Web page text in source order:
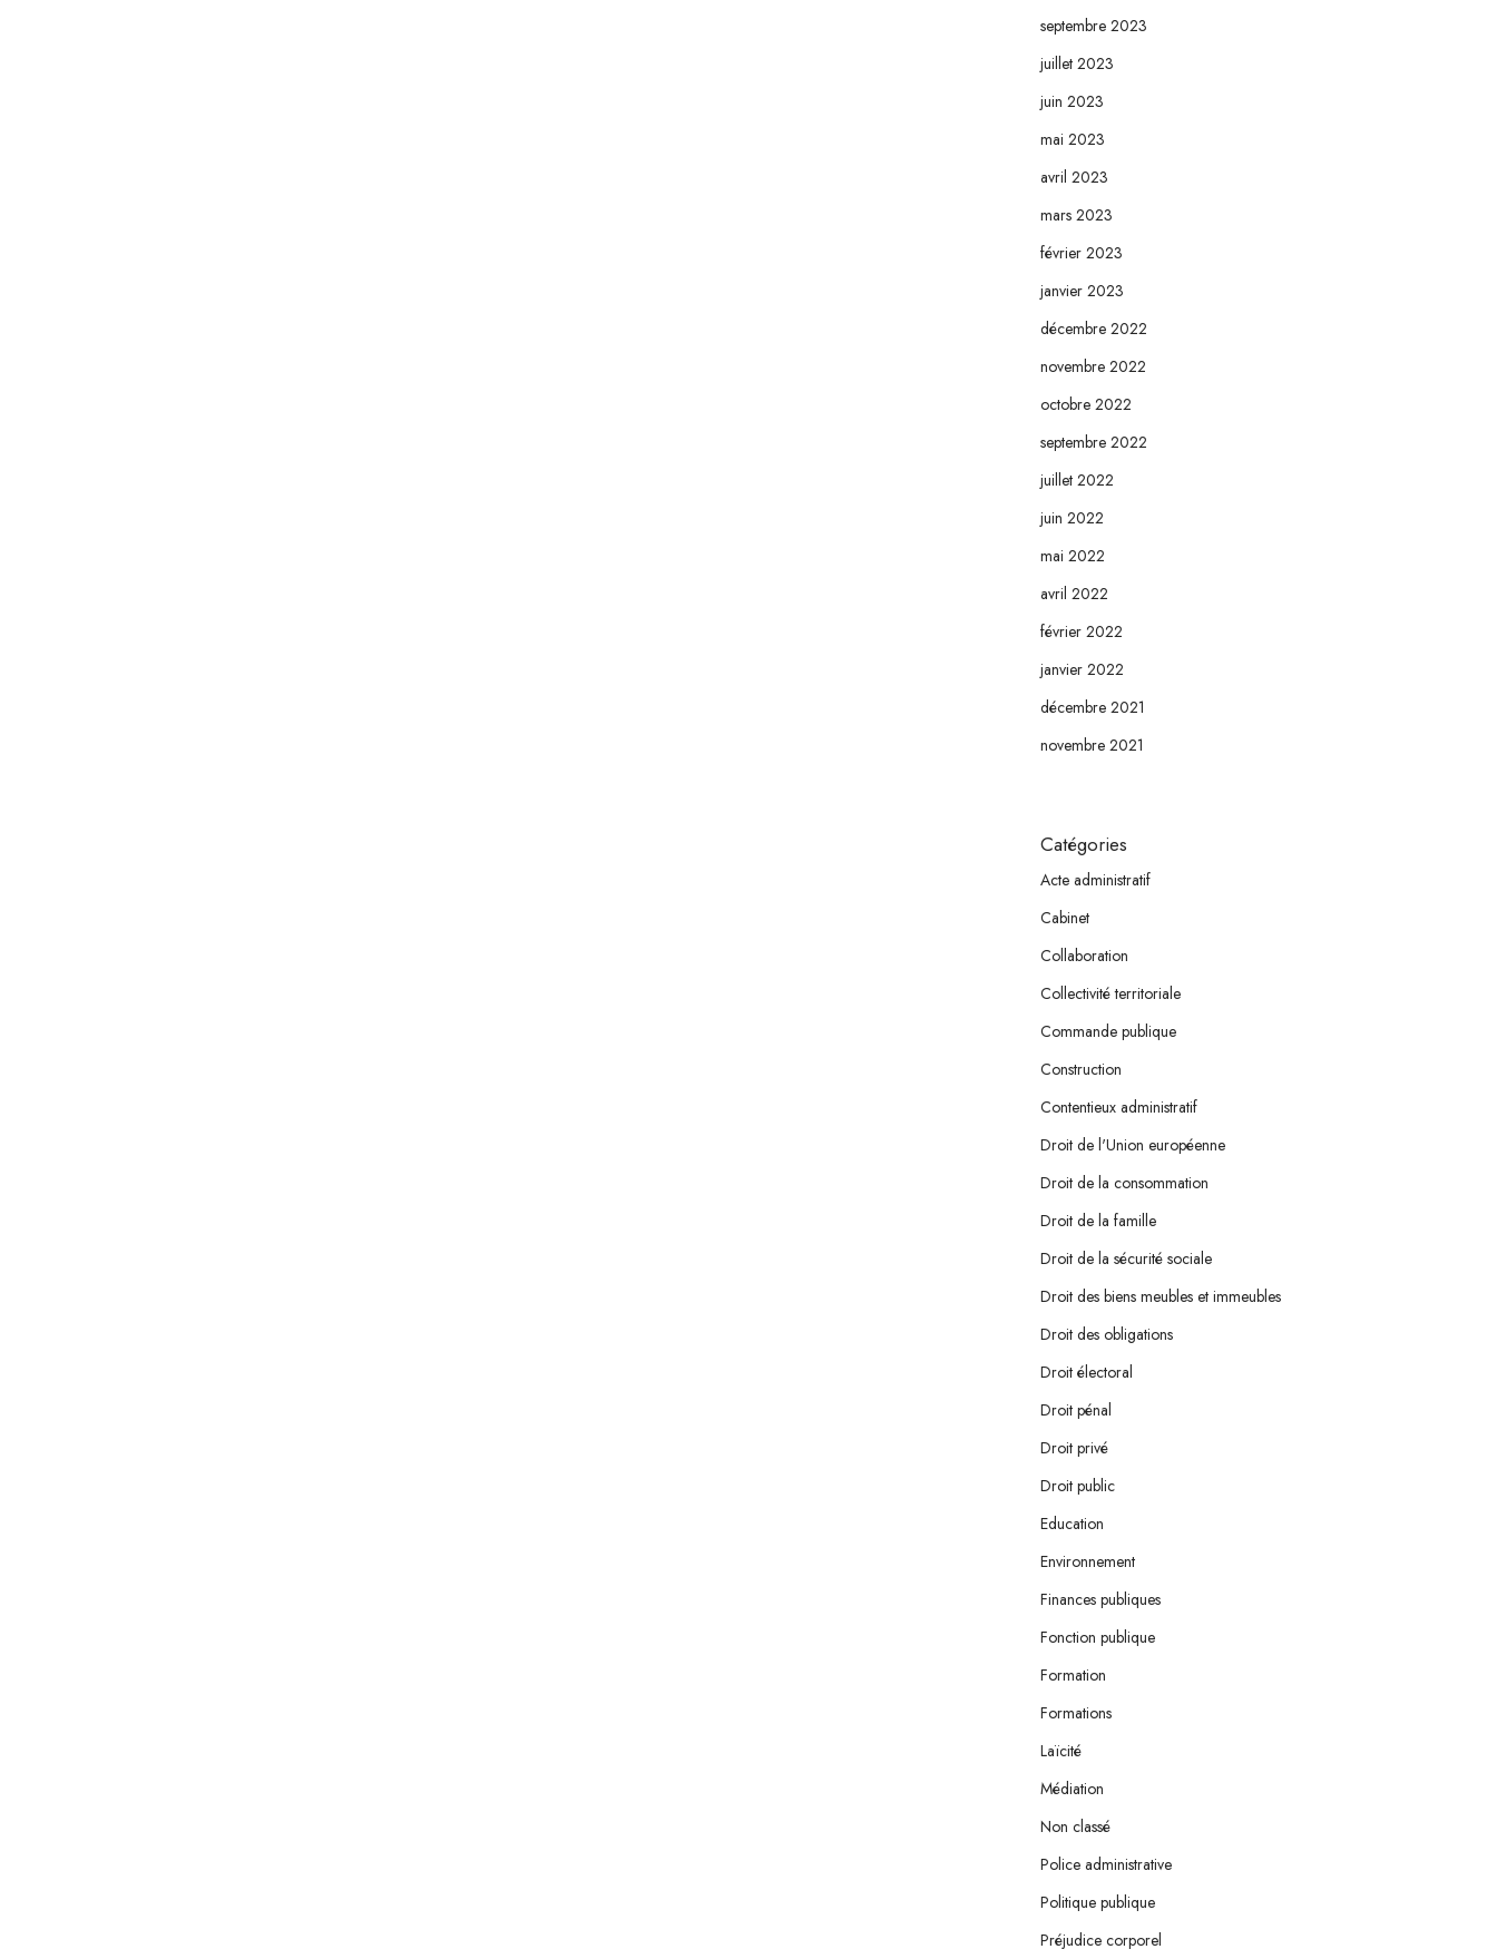
septembre 2023
juillet 2023
juin 2023
mai 2023
avril 2023
mars 2023
février 2023
janvier 2023
décembre 2022
novembre 2022
octobre 2022
septembre 2022
juillet 2022
juin 2022
mai 2022
avril 2022
février 2022
janvier 2022
décembre 2021
novembre 2021
Catégories
Acte administratif
Cabinet
Collaboration
Collectivité territoriale
Commande publique
Construction
Contentieux administratif
Droit de l'Union européenne
Droit de la consommation
Droit de la famille
Droit de la sécurité sociale
Droit des biens meubles et immeubles
Droit des obligations
Droit électoral
Droit pénal
Droit privé
Droit public
Education
Environnement
Finances publiques
Fonction publique
Formation
Formations
Laïcité
Médiation
Non classé
Police administrative
Politique publique
Préjudice corporel